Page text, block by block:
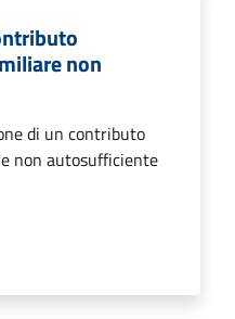
non
di un contributo
non autosufficiente